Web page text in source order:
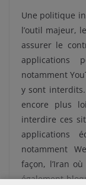
Une politique
l’outil majeur, le
assurer le
applications
notamment
y sont
encore plus
interdire ces
applications
notamment
façon, l’Iran
également